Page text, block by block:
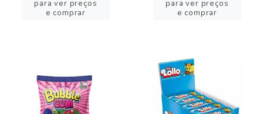
para ver preços
e comprar
para ver preços
e comprar